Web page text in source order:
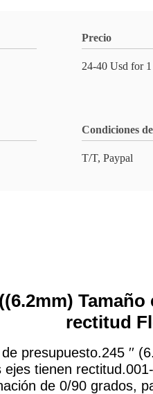
Precio
24-40 Usd for 1
Condiciones
T/T, Paypal
Tamaño
rectitud
presupuesto.245 ′′
ejes tienen
de 0/90 grados,